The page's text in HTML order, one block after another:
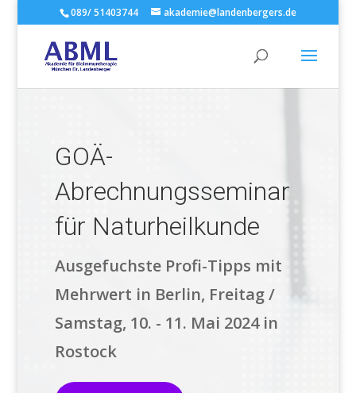
089/ 51403744 akademie@landenbergers.de
GOÄ-
Abrechnungsseminar
für Naturheilkunde
Ausgefuchste Profi-Tipps mit
Mehrwert in Berlin, Freitag /
Samstag, 10. - 11. Mai 2024 in
Rostock